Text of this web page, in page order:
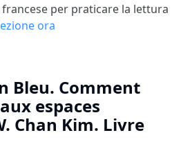
per praticare la lettura
ora
Bleu. Comment
espaces
Chan Kim. Livre